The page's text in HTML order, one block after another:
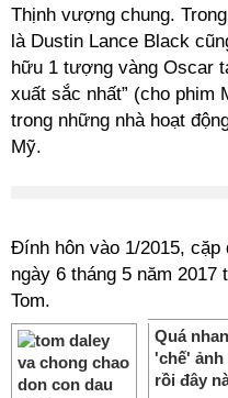
Thịnh vượng chung.
là Dustin Lance Black
hữu 1 tượng vàng Oscar
xuất sắc nhất” (cho phim
trong những nhà hoạt
Mỹ.
Đính hôn vào 1/2015,
ngày 6 tháng 5 năm
Tom.
Quá
'chế' ảnh
rồi đây